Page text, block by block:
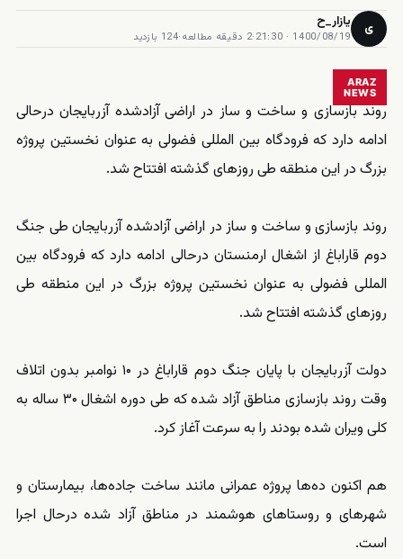
ی یازار_ح
1400/08/19 · 21:30
·2 دقیقه مطالعه ·124 بازدید
ARAZ
NEWS
روند بازسازی و ساخت و ساز در اراضی آزادشده آزربایجان درحالی
ادامه دارد که فرودگاه بین المللی فضولی به عنوان نخستین پروژه
بزرگ در این منطقه طی روزهای گذشته افتتاح شد.
روند بازسازی و ساخت و ساز در اراضی آزادشده آزربایجان طی جنگ
دوم قاراباغ از اشغال ارمنستان درحالی ادامه دارد که فرودگاه بین
المللی فضولی به عنوان نخستین پروژه بزرگ در این منطقه طی
روزهای گذشته افتتاح شد.
دولت آزربایجان با پایان جنگ دوم قاراباغ در ۱۰ نوامبر بدون اتلاف
وقت روند بازسازی مناطق آزاد شده که طی دوره اشغال ۳۰ ساله به
کلی ویران شده بودند را به سرعت آغاز کرد.
هم اکنون ده‌ها پروژه عمرانی مانند ساخت جاده‌ها، بیمارستان و
شهرهای و روستاهای هوشمند در مناطق آزاد شده درحال اجرا
است.